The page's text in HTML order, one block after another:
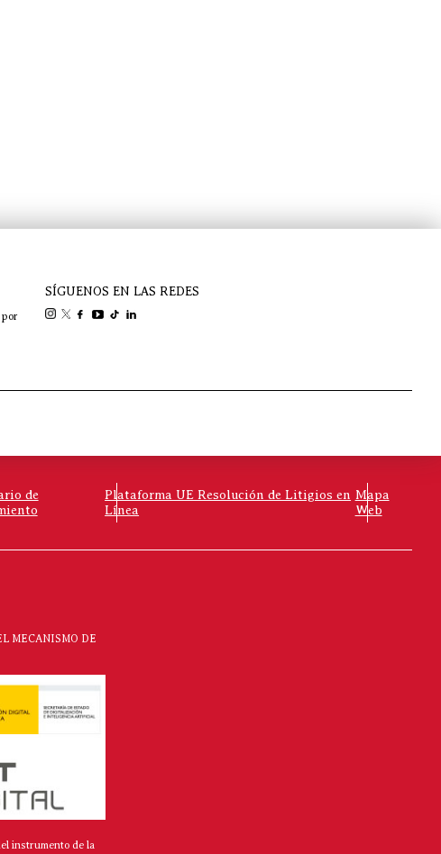
SÍGUENOS EN LAS REDES
de
Plataforma UE Resolución de Litigios en
Línea
Mapa
Web
MECANISMO DE
instrumento de la